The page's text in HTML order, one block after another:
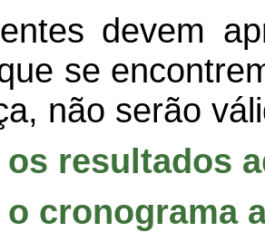
devem
se
não serão
resultados
cronograma